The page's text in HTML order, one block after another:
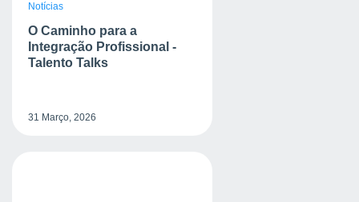
Notícias
31 Março, 2026
O Caminho para a
Integração Profissional -
Talento Talks